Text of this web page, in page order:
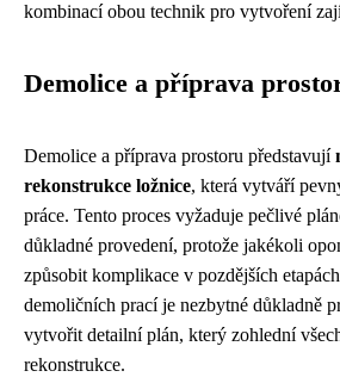
kombinací obou technik pro vytvoření
Demolice a příprava
Demolice a příprava prostoru představují
rekonstrukce ložnice, která vytváří
práce. Tento proces vyžaduje pečlivé
důkladné provedení, protože jakékoli
způsobit komplikace v pozdějších
demoličních prací je nezbytné důkladně
vytvořit detailní plán, který zohlední
rekonstrukce.